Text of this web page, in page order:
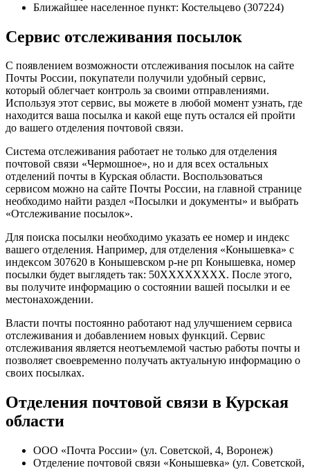
Ближайшее населенное пункт: Костельцево (307224)
Сервис отслеживания посылок
С появлением возможности отслеживания посылок на сайте
Почты России, покупатели получили удобный сервис,
который облегчает контроль за своими отправлениями.
Используя этот сервис, вы можете в любой момент узнать, где
находится ваша посылка и какой еще путь остался ей пройти
до вашего отделения почтовой связи.
Система отслеживания работает не только для отделения
почтовой связи «Чермошное», но и для всех остальных
отделений почты в Курская области. Воспользоваться
сервисом можно на сайте Почты России, на главной странице
необходимо найти раздел «Посылки и документы» и выбрать
«Отслеживание посылок».
Для поиска посылки необходимо указать ее номер и индекс
вашего отделения. Например, для отделения «Конышевка» с
индексом 307620 в Конышевском р-не рп Конышевка, номер
посылки будет выглядеть так: 50XXXXXXXX. После этого,
вы получите информацию о состоянии вашей посылки и ее
местонахождении.
Власти почты постоянно работают над улучшением сервиса
отслеживания и добавлением новых функций. Сервис
отслеживания является неотъемлемой частью работы почты и
позволяет своевременно получать актуальную информацию о
своих посылках.
Отделения почтовой связи в Курская
области
ООО «Почта России» (ул. Советской, 4, Воронеж)
Отделение почтовой связи «Конышевка» (ул. Советской,